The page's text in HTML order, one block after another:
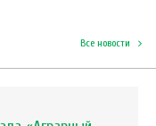
Все новости